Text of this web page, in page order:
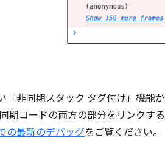
「非同期スタック タグ付け」機能
期コードの両方の部分をリンクす
の最新のデバッグをご覧ください。